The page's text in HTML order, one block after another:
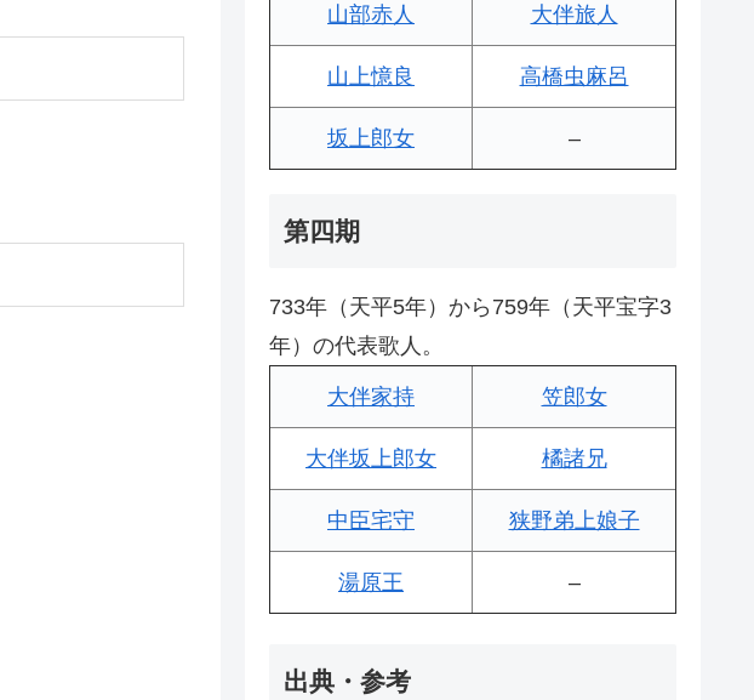
山部赤人 大伴旅人
山上憶良 高橋虫麻呂
坂上郎女 –
第四期
733年（天平5年）から759年（天平宝字3
年）の代表歌人。
大伴家持 笠郎女
大伴坂上郎女 橘諸兄
中臣宅守 狭野弟上娘子
湯原王 –
出典・参考